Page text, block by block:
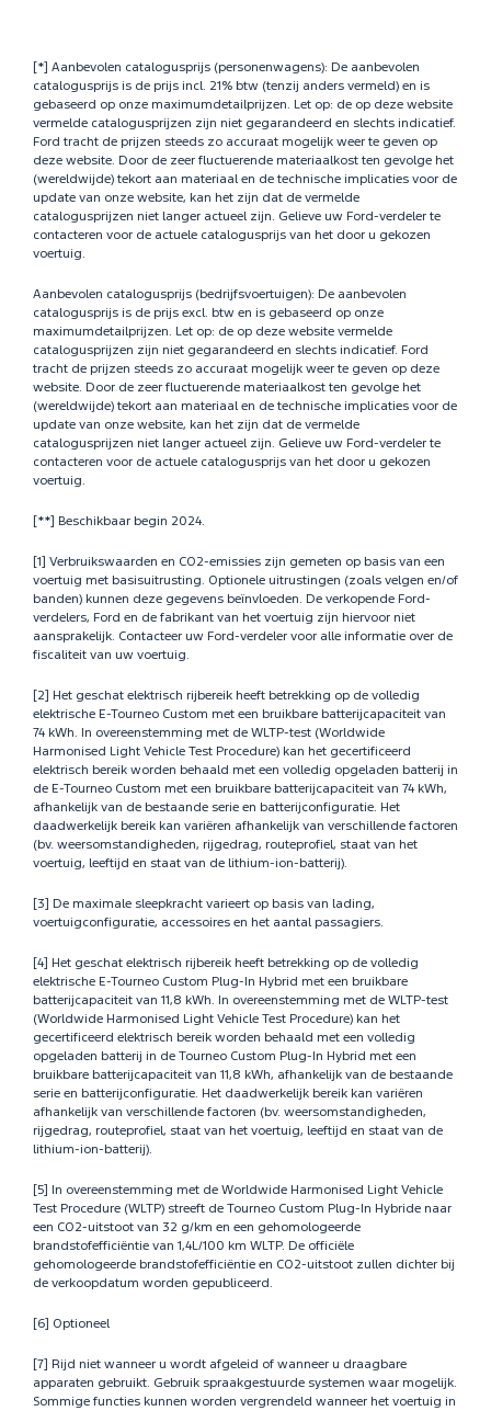
[*] Aanbevolen catalogusprijs (personenwagens): De aanbevolen
catalogusprijs is de prijs incl. 21% btw (tenzij anders vermeld) en is
gebaseerd op onze maximumdetailprijzen. Let op: de op deze website
vermelde catalogusprijzen zijn niet gegarandeerd en slechts indicatief.
Ford tracht de prijzen steeds zo accuraat mogelijk weer te geven op
deze website. Door de zeer fluctuerende materiaalkost ten gevolge het
(wereldwijde) tekort aan materiaal en de technische implicaties voor de
update van onze website, kan het zijn dat de vermelde
catalogusprijzen niet langer actueel zijn. Gelieve uw Ford-verdeler te
contacteren voor de actuele catalogusprijs van het door u gekozen
voertuig.
Aanbevolen catalogusprijs (bedrijfsvoertuigen): De aanbevolen
catalogusprijs is de prijs excl. btw en is gebaseerd op onze
maximumdetailprijzen. Let op: de op deze website vermelde
catalogusprijzen zijn niet gegarandeerd en slechts indicatief. Ford
tracht de prijzen steeds zo accuraat mogelijk weer te geven op deze
website. Door de zeer fluctuerende materiaalkost ten gevolge het
(wereldwijde) tekort aan materiaal en de technische implicaties voor de
update van onze website, kan het zijn dat de vermelde
catalogusprijzen niet langer actueel zijn. Gelieve uw Ford-verdeler te
contacteren voor de actuele catalogusprijs van het door u gekozen
voertuig.
[**] Beschikbaar begin 2024.
[1] Verbruikswaarden en CO2-emissies zijn gemeten op basis van een
voertuig met basisuitrusting. Optionele uitrustingen (zoals velgen en/of
banden) kunnen deze gegevens beïnvloeden. De verkopende Ford-
verdelers, Ford en de fabrikant van het voertuig zijn hiervoor niet
aansprakelijk. Contacteer uw Ford-verdeler voor alle informatie over de
fiscaliteit van uw voertuig.
[2] Het geschat elektrisch rijbereik heeft betrekking op de volledig
elektrische E-Tourneo Custom met een bruikbare batterijcapaciteit van
74 kWh. In overeenstemming met de WLTP-test (Worldwide
Harmonised Light Vehicle Test Procedure) kan het gecertificeerd
elektrisch bereik worden behaald met een volledig opgeladen batterij in
de E-Tourneo Custom met een bruikbare batterijcapaciteit van 74 kWh,
afhankelijk van de bestaande serie en batterijconfiguratie. Het
daadwerkelijk bereik kan variëren afhankelijk van verschillende factoren
(bv. weersomstandigheden, rijgedrag, routeprofiel, staat van het
voertuig, leeftijd en staat van de lithium-ion-batterij).
[3] De maximale sleepkracht varieert op basis van lading,
voertuigconfiguratie, accessoires en het aantal passagiers.
[4] Het geschat elektrisch rijbereik heeft betrekking op de volledig
elektrische E-Tourneo Custom Plug-In Hybrid met een bruikbare
batterijcapaciteit van 11,8 kWh. In overeenstemming met de WLTP-test
(Worldwide Harmonised Light Vehicle Test Procedure) kan het
gecertificeerd elektrisch bereik worden behaald met een volledig
opgeladen batterij in de Tourneo Custom Plug-In Hybrid met een
bruikbare batterijcapaciteit van 11,8 kWh, afhankelijk van de bestaande
serie en batterijconfiguratie. Het daadwerkelijk bereik kan variëren
afhankelijk van verschillende factoren (bv. weersomstandigheden,
rijgedrag, routeprofiel, staat van het voertuig, leeftijd en staat van de
lithium-ion-batterij).
[5] In overeenstemming met de Worldwide Harmonised Light Vehicle
Test Procedure (WLTP) streeft de Tourneo Custom Plug-In Hybride naar
een CO2-uitstoot van 32 g/km en een gehomologeerde
brandstofefficiëntie van 1,4L/100 km WLTP. De officiële
gehomologeerde brandstofefficiëntie en CO2-uitstoot zullen dichter bij
de verkoopdatum worden gepubliceerd.
[6] Optioneel
[7] Rijd niet wanneer u wordt afgeleid of wanneer u draagbare
apparaten gebruikt. Gebruik spraakgestuurde systemen waar mogelijk.
Sommige functies kunnen worden vergrendeld wanneer het voertuig in